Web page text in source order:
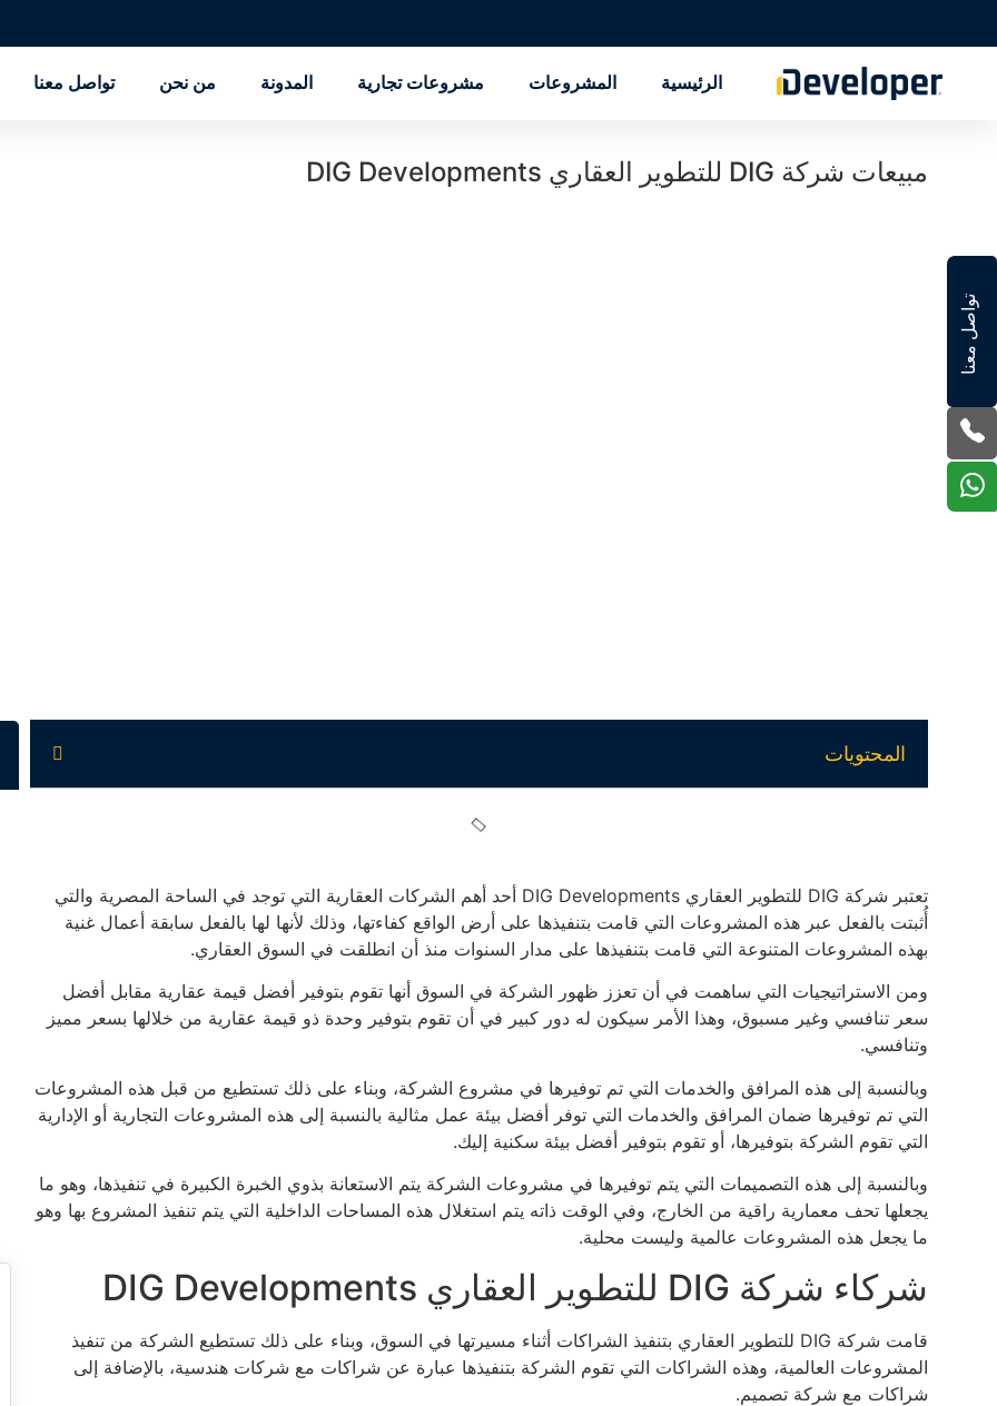
الرئيسية المشروعات مشروعات تجارية المدونة من نحن تواصل معنا
مبيعات شركة DIG للتطوير العقاري DIG Developments
تواصل معنا
المحتويات
تعتبر شركة DIG للتطوير العقاري DIG Developments أحد أهم الشركات العقارية التي توجد في الساحة المصرية والتي
أُثبتت بالفعل عبر هذه المشروعات التي قامت بتنفيذها على أرض الواقع كفاءتها، وذلك لأنها لها بالفعل سابقة أعمال غنية
بهذه المشروعات المتنوعة التي قامت بتنفيذها على مدار السنوات منذ أن انطلقت في السوق العقاري.
ومن الاستراتيجيات التي ساهمت في أن تعزز ظهور الشركة في السوق أنها تقوم بتوفير أفضل قيمة عقارية مقابل أفضل
سعر تنافسي وغير مسبوق، وهذا الأمر سيكون له دور كبير في أن تقوم بتوفير وحدة ذو قيمة عقارية من خلالها بسعر مميز
وتنافسي.
وبالنسبة إلى هذه المرافق والخدمات التي تم توفيرها في مشروع الشركة، وبناء على ذلك تستطيع من قبل هذه المشروعات
التي تم توفيرها ضمان المرافق والخدمات التي توفر أفضل بيئة عمل مثالية بالنسبة إلى هذه المشروعات التجارية أو الإدارية
التي تقوم الشركة بتوفيرها، أو تقوم بتوفير أفضل بيئة سكنية إليك.
وبالنسبة إلى هذه التصميمات التي يتم توفيرها في مشروعات الشركة يتم الاستعانة بذوي الخبرة الكبيرة في تنفيذها، وهو ما
يجعلها تحف معمارية راقية من الخارج، وفي الوقت ذاته يتم استغلال هذه المساحات الداخلية التي يتم تنفيذ المشروع بها وهو
ما يجعل هذه المشروعات عالمية وليست محلية.
شركاء شركة DIG للتطوير العقاري DIG Developments
قامت شركة DIG للتطوير العقاري بتنفيذ الشراكات أثناء مسيرتها في السوق، وبناء على ذلك تستطيع الشركة من تنفيذ
المشروعات العالمية، وهذه الشراكات التي تقوم الشركة بتنفيذها عبارة عن شراكات مع شركات هندسية، بالإضافة إلى
شراكات مع شركة تصميم.